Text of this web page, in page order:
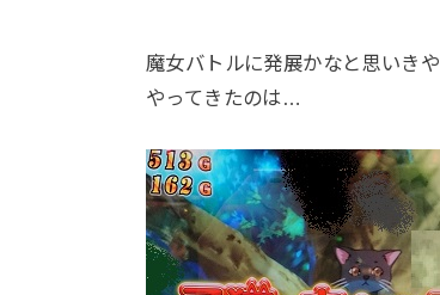
魔女バトルに発展かなと思いきや
やってきたのは…